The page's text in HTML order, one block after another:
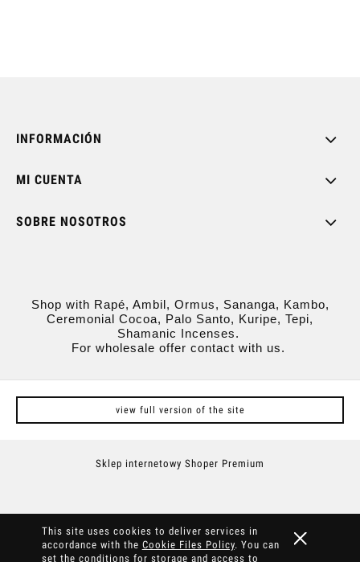
This site uses cookies to deliver services in
accordance with the Cookie Files Policy. You can
set the conditions for storage and access to
INFORMACIÓN
MI CUENTA
SOBRE NOSOTROS
Shop with Rapé, Ambil, Ormus, Sananga, Kambo,
Ceremonial Cocoa, Palo Santo, Kuripe, Tepi,
Shamanic Incenses.
For wholesale offer contact with us.
view full version of the site
Sklep internetowy Shoper Premium